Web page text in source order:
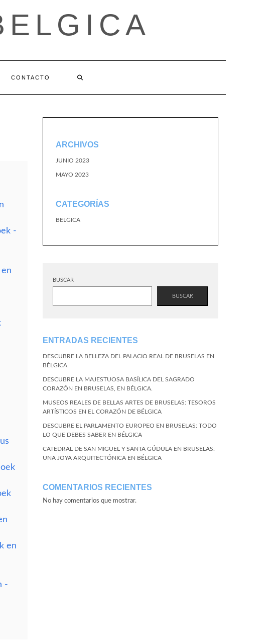
CONTACTO
-
en
-
ARCHIVOS
JUNIO 2023
MAYO 2023
CATEGORÍAS
BELGICA
BUSCAR
BUSCAR
ENTRADAS RECIENTES
DESCUBRE LA BELLEZA DEL PALACIO REAL DE BRUSELAS EN
BÉLGICA.
DESCUBRE LA MAJESTUOSA BASÍLICA DEL SAGRADO
CORAZÓN EN BRUSELAS, EN BÉLGICA.
MUSEOS REALES DE BELLAS ARTES DE BRUSELAS: TESOROS
ARTÍSTICOS EN EL CORAZÓN DE BÉLGICA
DESCUBRE EL PARLAMENTO EUROPEO EN BRUSELAS: TODO
LO QUE DEBES SABER EN BÉLGICA
CATEDRAL DE SAN MIGUEL Y SANTA GÚDULA EN BRUSELAS:
UNA JOYA ARQUITECTÓNICA EN BÉLGICA
COMENTARIOS RECIENTES
No hay comentarios que mostrar.